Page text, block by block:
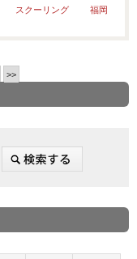
スクーリング 福岡
>>